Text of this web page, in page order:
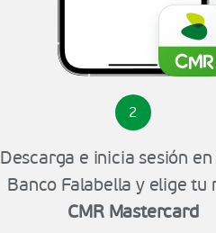
2
Descarga e inicia sesión
Banco Falabella y elige tu
CMR Mastercard